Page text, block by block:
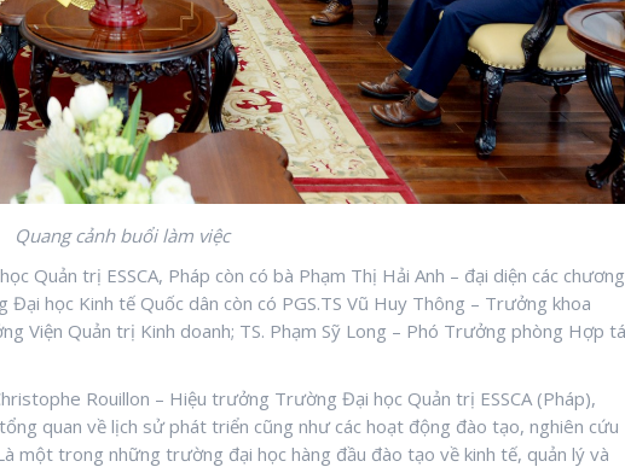
Quang cảnh buổi làm việc
Quản trị ESSCA, Pháp còn có bà Phạm Thị Hải Anh – đại diện các chương
Đại học Kinh tế Quốc dân còn có PGS.TS Vũ Huy Thông – Trưởng khoa
Viện Quản trị Kinh doanh; TS. Phạm Sỹ Long – Phó Trưởng phòng Hợp
Rouillon – Hiệu trưởng Trường Đại học Quản trị ESSCA (Pháp),
quan về lịch sử phát triển cũng như các hoạt động đào tạo, nghiên cứu
một trong những trường đại học hàng đầu đào tạo về kinh tế, quản lý và